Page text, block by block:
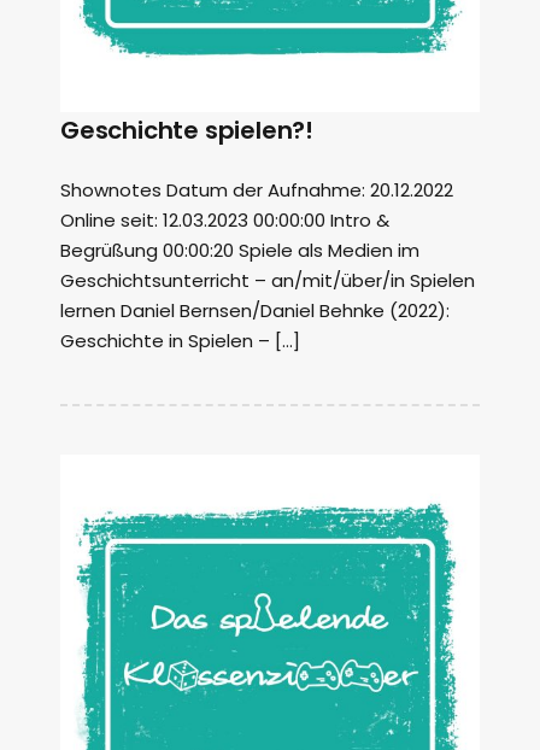
Geschichte spielen?!
Shownotes Datum der Aufnahme: 20.12.2022
Online seit: 12.03.2023 00:00:00 Intro &
Begrüßung 00:00:20 Spiele als Medien im
Geschichtsunterricht – an/mit/über/in Spielen
lernen Daniel Bernsen/Daniel Behnke (2022):
Geschichte in Spielen – […]